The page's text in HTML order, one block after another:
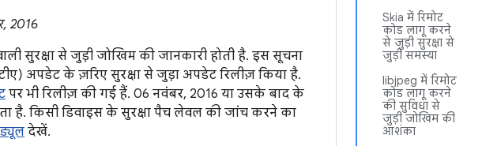
Skia में रिमोट
कोड लागू करने
से जुड़ी सुरक्षा से
जुड़ी समस्या
libjpeg में रिमोट
कोड लागू करने
की सुविधा से
जुड़ी जोखिम की
आशंका
2016
सुरक्षा से जुड़ी जोखिम की जानकारी होती है. इस सूचना
अपडेट के ज़रिए सुरक्षा से जुड़ा अपडेट रिलीज़ किया है.
पर भी रिलीज़ की गई हैं. 06 नवंबर, 2016 या उसके बाद के
है. किसी डिवाइस के सुरक्षा पैच लेवल की जांच करने का
देखें.